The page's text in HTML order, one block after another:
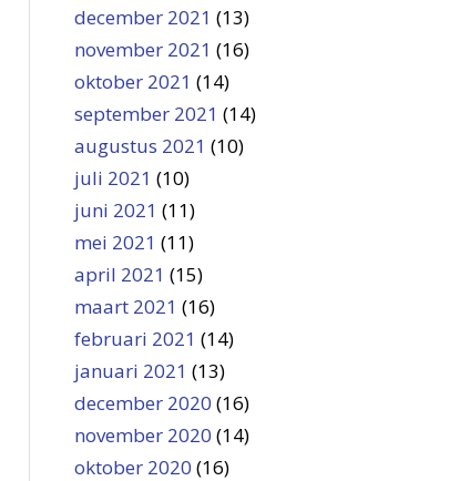
december 2021 (13)
november 2021 (16)
oktober 2021 (14)
september 2021 (14)
augustus 2021 (10)
juli 2021 (10)
juni 2021 (11)
mei 2021 (11)
april 2021 (15)
maart 2021 (16)
februari 2021 (14)
januari 2021 (13)
december 2020 (16)
november 2020 (14)
oktober 2020 (16)